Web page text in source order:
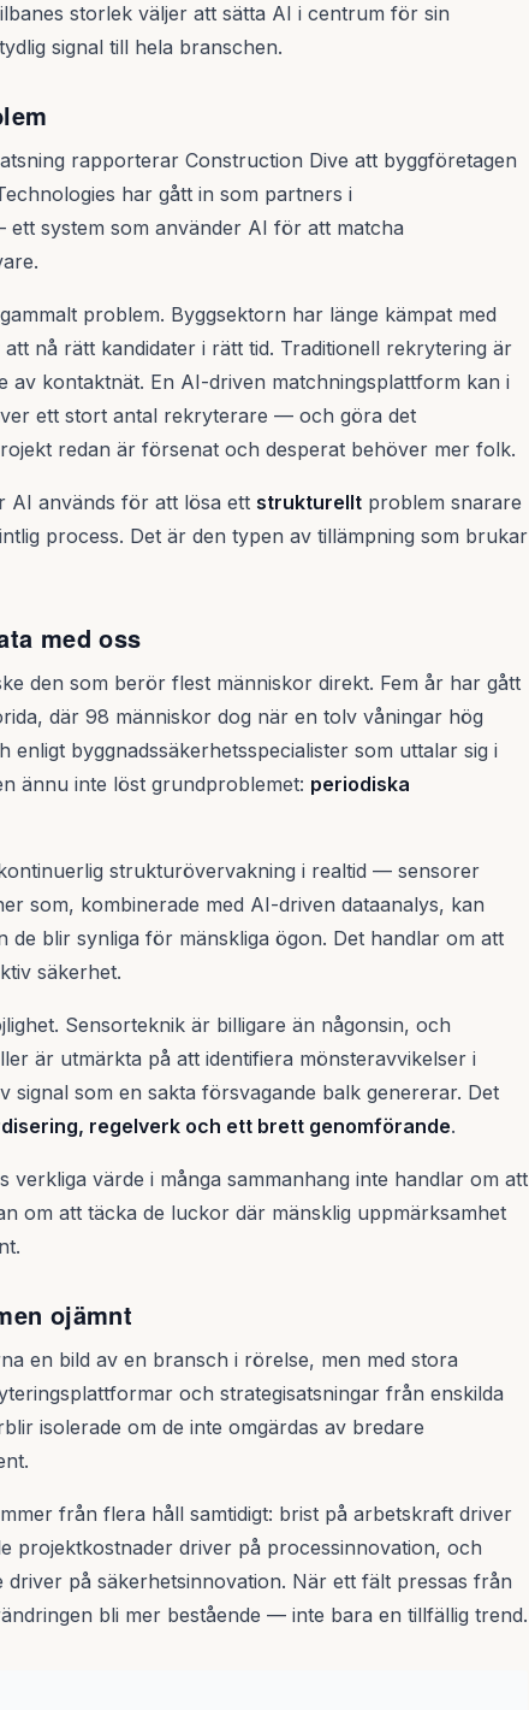
storlek väljer att sätta AI i centrum för sin
signal till hela branschen.
rapporterar Construction Dive att byggföretagen
har gått in som partners i
system som använder AI för att matcha
problem. Byggsektorn har länge kämpat med
nå rätt kandidater i rätt tid. Traditionell rekrytering är
av kontaktnät. En AI-driven matchningsplattform kan i
ett stort antal rekryterare — och göra det
redan är försenat och desperat behöver mer folk.
AI används för att lösa ett strukturellt problem snarare
process. Det är den typen av tillämpning som brukar
med oss
den som berör flest människor direkt. Fem år har gått
där 98 människor dog när en tolv våningar hög
enligt byggnadssäkerhetsspecialister som uttalar sig i
ännu inte löst grundproblemet: periodiska
strukturövervakning i realtid — sensorer
som, kombinerade med AI-driven dataanalys, kan
de blir synliga för mänskliga ögon. Det handlar om att
säkerhet.
Sensorteknik är billigare än någonsin, och
är utmärkta på att identifiera mönsteravvikelser i
signal som en sakta försvagande balk genererar. Det
regelverk och ett brett genomförande.
verkliga värde i många sammanhang inte handlar om att
om att täcka de luckor där mänsklig uppmärksamhet
ojämnt
en bild av en bransch i rörelse, men med stora
och strategisatsningar från enskilda
isolerade om de inte omgärdas av bredare
från flera håll samtidigt: brist på arbetskraft driver
projektkostnader driver på processinnovation, och
driver på säkerhetsinnovation. När ett fält pressas från
bli mer bestående — inte bara en tillfällig trend.